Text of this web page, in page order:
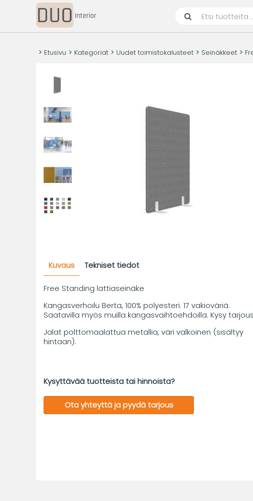
Etusivu Kategoriat Uudet toimistokalusteet Seinäkkeet
Kuvaus Tekniset tiedot
Free Standing lattiaseinäke
Kangasverhoilu Berta, 100% polyesteri. 17 vakioväriä.
Saatavilla myös muilla kangasvaihtoehdoilla. Kysy
Jalat polttomaalattua metallia, väri valkoinen (sisältyy
hintaan).
Kysyttävää tuotteista tai hinnoista?
Ota yhteyttä ja pyydä tarjous